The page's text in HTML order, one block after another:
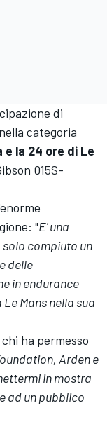
di
categoria
e la 24 ore di Le
015S-
"E' una
compiuto un
delle
in endurance
Mans nella sua
ha permesso
Arden e
in mostra
ad un pubblico